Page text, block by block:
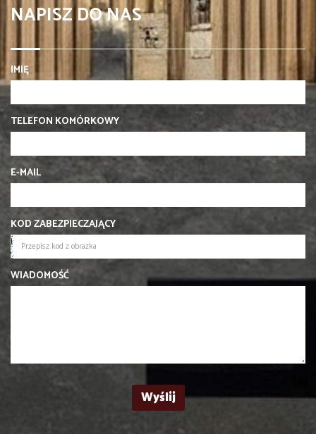
NAPISZ DO NAS
IMIĘ
TELEFON KOMÓRKOWY
E-MAIL
KOD ZABEZPIECZAJĄCY
WIADOMOŚĆ